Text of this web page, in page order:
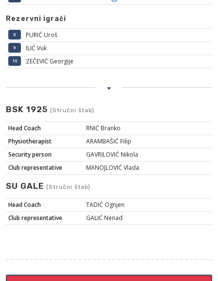
Rezervni igrači
8 PURIĆ Uroš
9 ILIĆ Vuk
10 ZEČEVIĆ Georgije
BSK 1925 (Stručni štab)
Head Coach
RNIĆ Branko
Physiotherapist
ARAMBAŠIĆ Filip
Security person
GAVRILOVIĆ Nikola
Club representative
MANOJLOVIĆ Vlada
SU GALE (Stručni štab)
Head Coach
TADIĆ Ognjen
Club representative
GALIĆ Nenad